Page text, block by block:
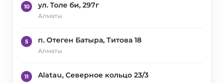
10 ул. Толе би, 297г
Алматы
5 п. Отеген Батыра, Титова 18
Алматы
11 Alatau, Северное кольцо 23/3